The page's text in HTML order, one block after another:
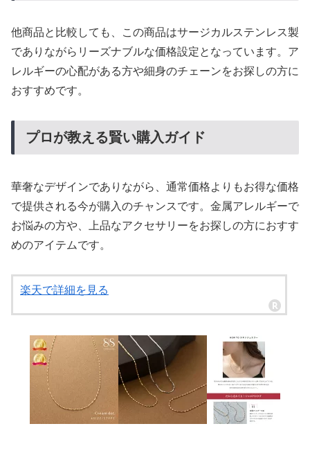
他商品と比較しても、この商品はサージカルステンレス製
でありながらリーズナブルな価格設定となっています。ア
レルギーの心配がある方や細身のチェーンをお探しの方に
おすすめです。
プロが教える賢い購入ガイド
華奢なデザインでありながら、通常価格よりもお得な価格
で提供される今が購入のチャンスです。金属アレルギーで
お悩みの方や、上品なアクセサリーをお探しの方におすす
めのアイテムです。
楽天で詳細を見る